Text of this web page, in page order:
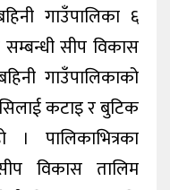
गाउँपालिका ६
सीप विकास
गाउँपालिकाको
कटाइ र बुटिक
पालिकाभित्रका
विकास तालिम